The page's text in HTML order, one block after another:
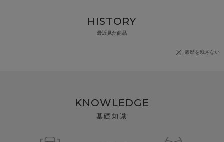
HISTORY
最近見た商品
履歴を残さない
KNOWLEDGE
基礎知識